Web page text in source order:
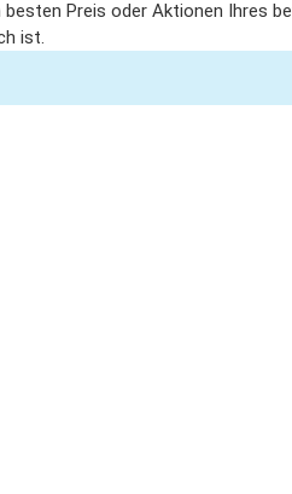
Preis oder Aktionen Ihres
ist.